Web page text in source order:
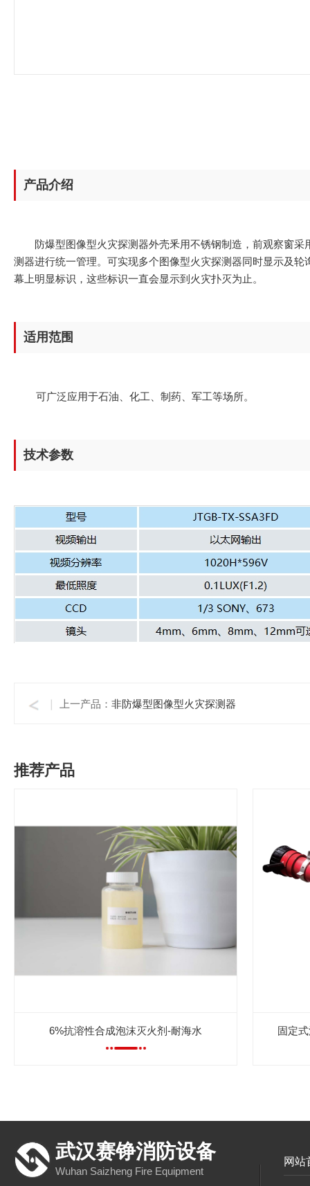
产品介绍
防爆型图像型火灾探测器外壳釆用不锈钢制造，前观察窗采
测器进行统一管理。可实现多个图像型火灾探测器同时显示及
幕上明显标识，这些标识一直会显示到火灾扑灭为止。
适用范围
可广泛应用于石油、化工、制药、军工等场所。
技术参数
上一产品： 非防爆型图像型火灾探测器
推荐产品
查看更多
6%抗溶性合成泡沫灭火剂-耐海水 固定
武汉赛铮消防设备
Wuhan Saizheng Fire Equipment
网站